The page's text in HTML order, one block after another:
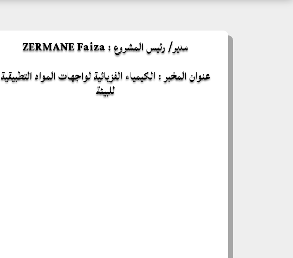
مدير/ رئيس المشروع : ZERMANE Faiza
عنوان المخبر : الكيمياء الفزيائية لواجهات المواد التطبيقية
للبيئة